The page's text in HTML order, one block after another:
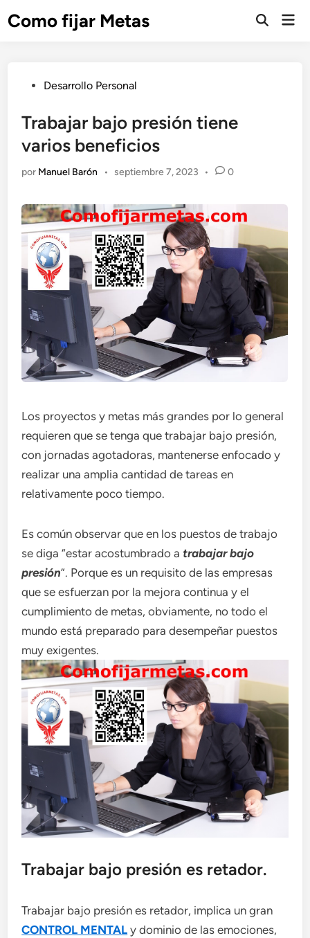
Como fijar Metas
Abrir
Publicado
Desarrollo Personal
Trabajar bajo presión tiene
varios beneficios
por Manuel Barón • septiembre 7, 2023 • 0
Los proyectos y metas más grandes por lo general
requieren que se tenga que trabajar bajo presión,
con jornadas agotadoras, mantenerse enfocado y
realizar una amplia cantidad de tareas en
relativamente poco tiempo.
Es común observar que en los puestos de trabajo
se diga “estar acostumbrado a trabajar bajo
presión”. Porque es un requisito de las empresas
que se esfuerzan por la mejora continua y el
cumplimiento de metas, obviamente, no todo el
mundo está preparado para desempeñar puestos
muy exigentes.
Trabajar bajo presión es retador.
Trabajar bajo presión es retador, implica un gran
CONTROL MENTAL y dominio de las emociones,